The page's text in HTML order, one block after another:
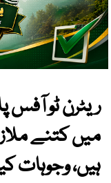
ریٹرن ٹو آفس
میں کتنے
ہیں، وجوہات